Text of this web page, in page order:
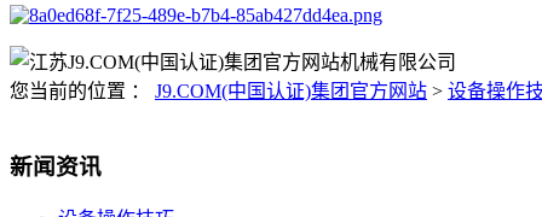
您当前的位置 ： J9.COM(中国认证)集团官方网站 > 设备操作
新闻资讯